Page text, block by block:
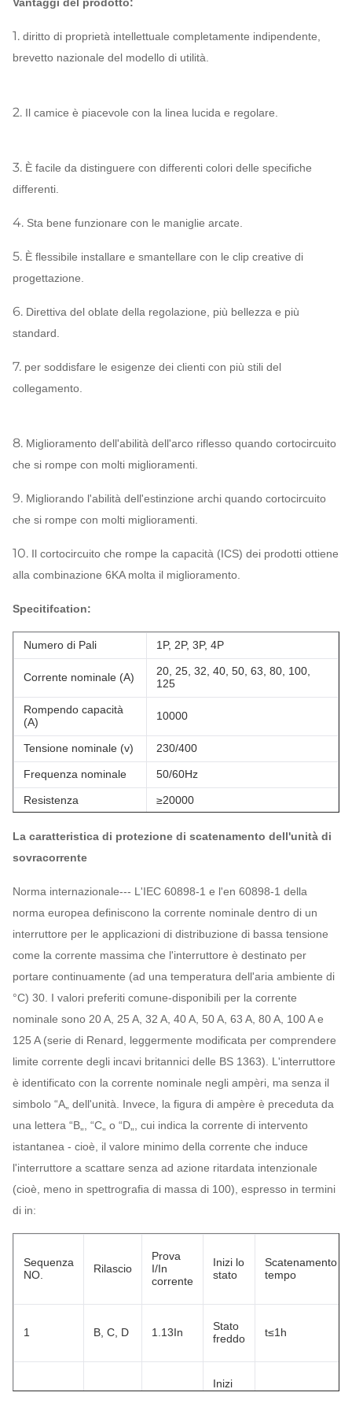
1. diritto di proprietà intellettuale completamente indipendente,
brevetto nazionale del modello di utilità.
2. Il camice è piacevole con la linea lucida e regolare.
3. È facile da distinguere con differenti colori delle specifiche
differenti.
4. Sta bene funzionare con le maniglie arcate.
5. È flessibile installare e smantellare con le clip creative di
progettazione.
6. Direttiva del oblate della regolazione, più bellezza e più
standard.
7. per soddisfare le esigenze dei clienti con più stili del
collegamento.
8. Miglioramento dell'abilità dell'arco riflesso quando cortocircuito
che si rompe con molti miglioramenti.
9. Migliorando l'abilità dell'estinzione archi quando cortocircuito
che si rompe con molti miglioramenti.
10. Il cortocircuito che rompe la capacità (ICS) dei prodotti ottiene
alla combinazione 6KA molta il miglioramento.
Specitifcation:
Numero di Pali 1P, 2P, 3P, 4P
Corrente nominale (A)
20, 25, 32, 40, 50, 63, 80, 100,
125
Rompendo capacità
(A)
10000
Tensione nominale (v) 230/400
Frequenza nominale 50/60Hz
Resistenza ≥20000
circostanza
-5°C~+40°C
Vita meccanica
operazioni
Grado di protezione IP20
La caratteristica di protezione di scatenamento dell'unità di
sovracorrente
Norma internazionale--- L'IEC 60898-1 e l'en 60898-1 della
norma europea definiscono la corrente nominale dentro di un
interruttore per le applicazioni di distribuzione di bassa tensione
come la corrente massima che l'interruttore è destinato per
portare continuamente (ad una temperatura dell'aria ambiente di
°C) 30. I valori preferiti comune-disponibili per la corrente
nominale sono 20 A, 25 A, 32 A, 40 A, 50 A, 63 A, 80 A, 100 A e
125 A (serie di Renard, leggermente modificata per comprendere
limite corrente degli incavi britannici delle BS 1363). L'interruttore
è identificato con la corrente nominale negli ampèri, ma senza il
simbolo “A„ dell'unità. Invece, la figura di ampère è preceduta da
una lettera “B„, “C„ o “D„, cui indica la corrente di intervento
istantanea - cioè, il valore minimo della corrente che induce
l'interruttore a scattare senza ad azione ritardata intenzionale
(cioè, meno in spettrografia di massa di 100), espresso in termini
di in:
Sequenza
NO.
Rilascio
Prova
I/In
corrente
Inizi lo
stato
Scatenamento
tempo
1 B, C, D 1.13In
Stato
freddo
t≤1h
Inizi